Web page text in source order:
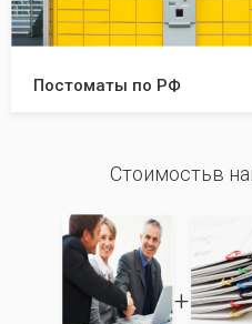
Постоматы по РФ
Стоимостьв